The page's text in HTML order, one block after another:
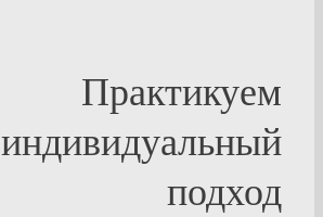
Практикуем
индивидуальный
подход